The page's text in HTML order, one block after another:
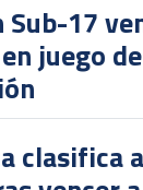
Sub-17
juego de
clasifica